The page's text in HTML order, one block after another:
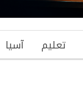
تعليم آسيا